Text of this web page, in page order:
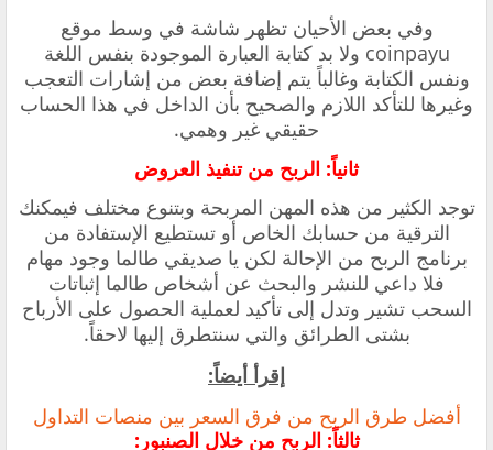
وفي بعض الأحيان تظهر شاشة في وسط موقع
coinpayu ولا بد كتابة العبارة الموجودة بنفس اللغة
ونفس الكتابة وغالباً يتم إضافة بعض من إشارات التعجب
وغيرها للتأكد اللازم والصحيح بأن الداخل في هذا الحساب
حقيقي غير وهمي.
ثانياً: الربح من تنفيذ العروض
توجد الكثير من هذه المهن المربحة وبتنوع مختلف فيمكنك
الترقية من حسابك الخاص أو تستطيع الإستفادة من
برنامج الربح من الإحالة لكن يا صديقي طالما وجود مهام
فلا داعي للنشر والبحث عن أشخاص طالما إثباتات
السحب تشير وتدل إلى تأكيد لعملية الحصول على الأرباح
بشتى الطرائق والتي سنتطرق إليها لاحقاً.
إقرأ أيضاً:
أفضل طرق الربح من فرق السعر بين منصات التداول
ثالثاً: الربح من خلال الصنبور: